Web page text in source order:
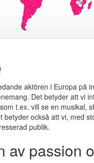
aktören i Europa på
Det betyder att vi
t.ex. vill se en musikal,
betyder också att vi, med
publik.
av passion